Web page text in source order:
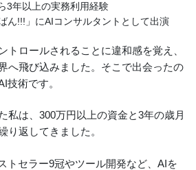
3年以上の実務利用経験
ん!!!」にAIコンサルタントとして出演
トロールされることに違和感を覚え、
へ飛び込みました。そこで出会ったの
技術です。
私は、300万円以上の資金と3年の歳月
り返してきました。
トセラー9冠やツール開発など、AIを